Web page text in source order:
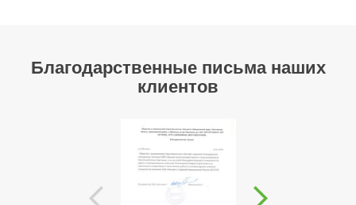
Благодарственные письма наших
клиентов